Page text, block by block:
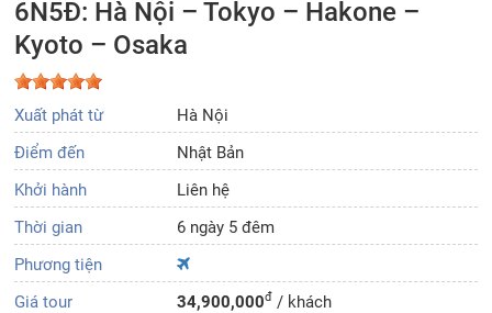
6N5Đ: Hà Nội – Tokyo – Hakone –
Kyoto – Osaka
Xuất phát từ
Hà Nội
Điểm đến
Nhật Bản
Khởi hành
Liên hệ
Thời gian
6 ngày 5 đêm
Phương tiện
Giá tour
34,900,000đ / khách